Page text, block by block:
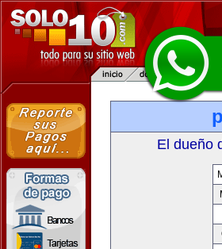
El dueño